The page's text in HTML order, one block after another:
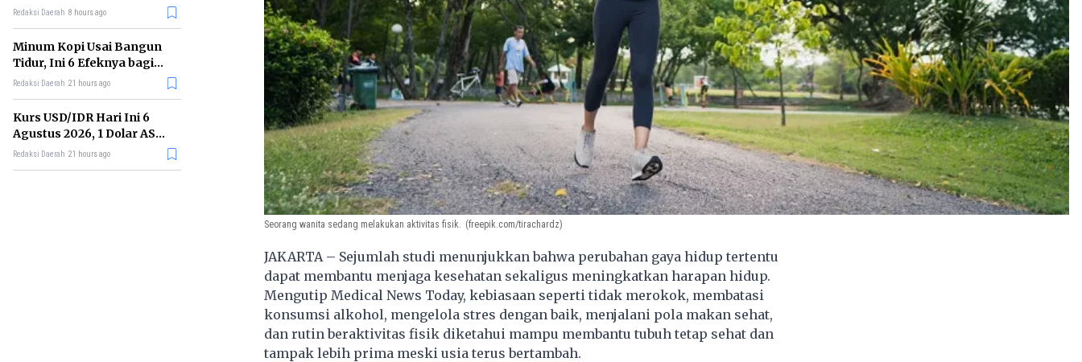
Perusahaan Terbesarnya
Redaksi Daerah 8 hours ago
Minum Kopi Usai Bangun
Tidur, Ini 6 Efeknya bagi
Kesehatan Tubuh
Redaksi Daerah 21 hours ago
Kurs USD/IDR Hari Ini 6
Agustus 2026, 1 Dolar AS
Kini Berapa Rupiah?
Redaksi Daerah 21 hours ago
Seorang wanita sedang melakukan aktivitas fisik. (freepik.com/tirachardz)
JAKARTA – Sejumlah studi menunjukkan bahwa perubahan gaya hidup tertentu
dapat membantu menjaga kesehatan sekaligus meningkatkan harapan hidup.
Mengutip Medical News Today, kebiasaan seperti tidak merokok, membatasi
konsumsi alkohol, mengelola stres dengan baik, menjalani pola makan sehat,
dan rutin beraktivitas fisik diketahui mampu membantu tubuh tetap sehat dan
tampak lebih prima meski usia terus bertambah.